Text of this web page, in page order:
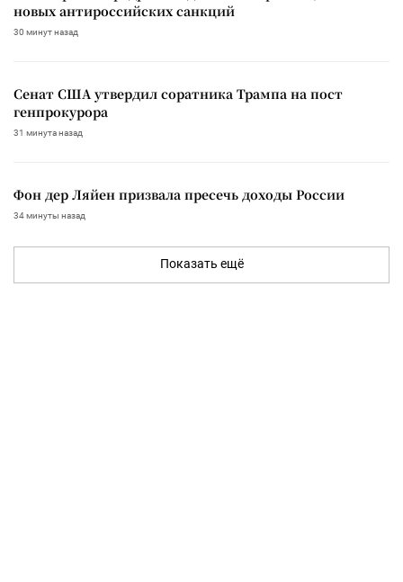
новых антироссийских санкций
30 минут назад
Сенат США утвердил соратника Трампа на пост
генпрокурора
31 минута назад
Фон дер Ляйен призвала пресечь доходы России
34 минуты назад
Показать ещё